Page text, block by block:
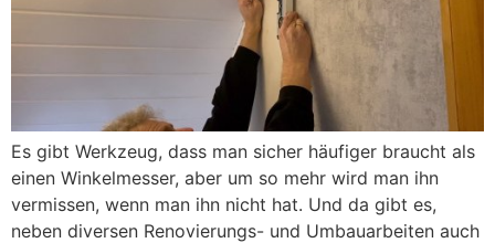
Es gibt Werkzeug, dass man sicher häufiger braucht als
einen Winkelmesser, aber um so mehr wird man ihn
vermissen, wenn man ihn nicht hat. Und da gibt es,
neben diversen Renovierungs- und Umbauarbeiten auch